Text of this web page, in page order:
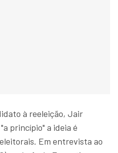
à reeleição, Jair
princípio" a ideia é
Em entrevista ao